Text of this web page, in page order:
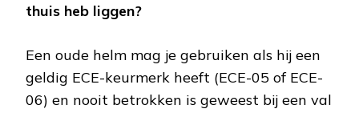
thuis heb liggen?
Een oude helm mag je gebruiken als hij een
geldig ECE-keurmerk heeft (ECE-05 of ECE-
06) en nooit betrokken is geweest bij een val